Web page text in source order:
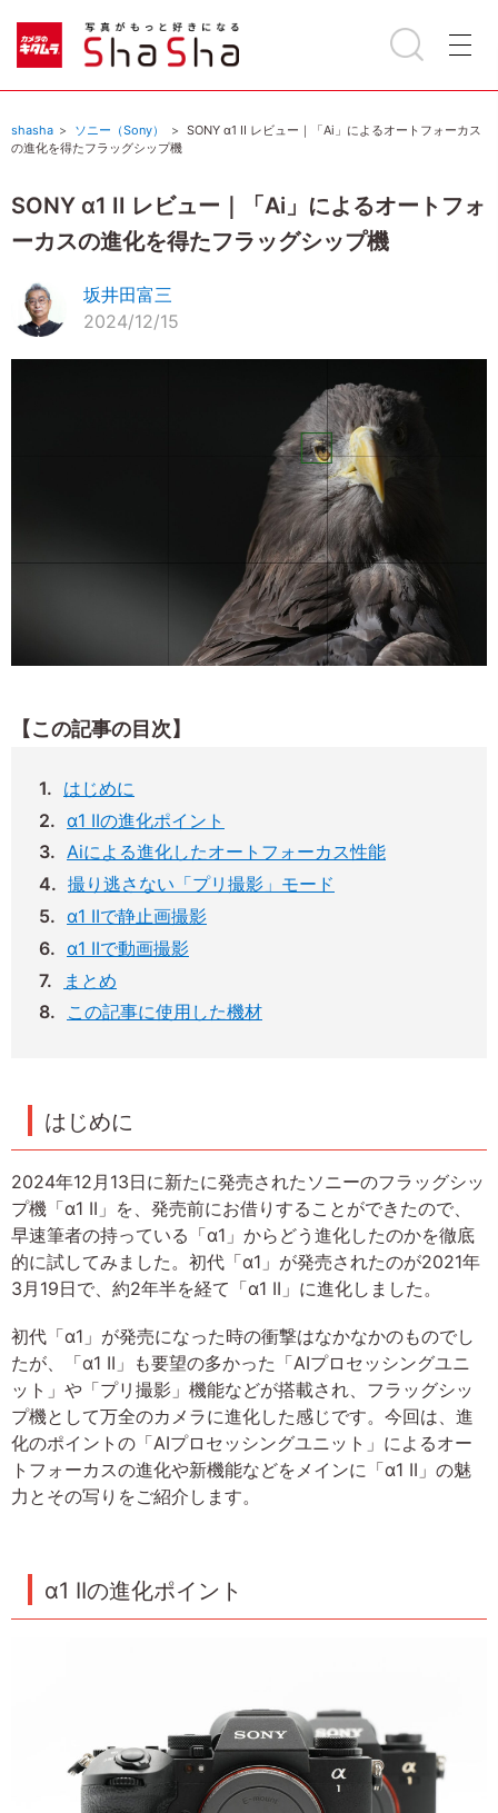
shasha ソニー（Sony）
SONY α1 II レビュー｜「Ai」によるオートフォーカス
の進化を得たフラッグシップ機
SONY α1 II レビュー｜「Ai」によるオートフォ
ーカスの進化を得たフラッグシップ機
坂井田富三
2024/12/15
【この記事の目次】
はじめに
α1 IIの進化ポイント
Aiによる進化したオートフォーカス性能
撮り逃さない「プリ撮影」モード
α1 IIで静止画撮影
α1 IIで動画撮影
まとめ
この記事に使用した機材
はじめに
2024年12月13日に新たに発売されたソニーのフラッグシッ
プ機「α1 II」を、発売前にお借りすることができたので、
早速筆者の持っている「α1」からどう進化したのかを徹底
的に試してみました。初代「α1」が発売されたのが2021年
3月19日で、約2年半を経て「α1 II」に進化しました。
初代「α1」が発売になった時の衝撃はなかなかのものでし
たが、「α1 II」も要望の多かった「AIプロセッシングユニ
ット」や「プリ撮影」機能などが搭載され、フラッグシッ
プ機として万全のカメラに進化した感じです。今回は、進
化のポイントの「AIプロセッシングユニット」によるオー
トフォーカスの進化や新機能などをメインに「α1 II」の魅
力とその写りをご紹介します。
α1 IIの進化ポイント